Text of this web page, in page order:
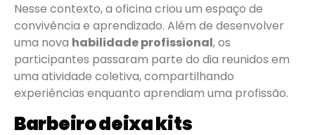
Nesse contexto, a oficina criou um espaço de
convivência e aprendizado. Além de desenvolver
uma nova habilidade profissional, os
participantes passaram parte do dia reunidos em
uma atividade coletiva, compartilhando
experiências enquanto aprendiam uma profissão.
Barbeiro deixa kits